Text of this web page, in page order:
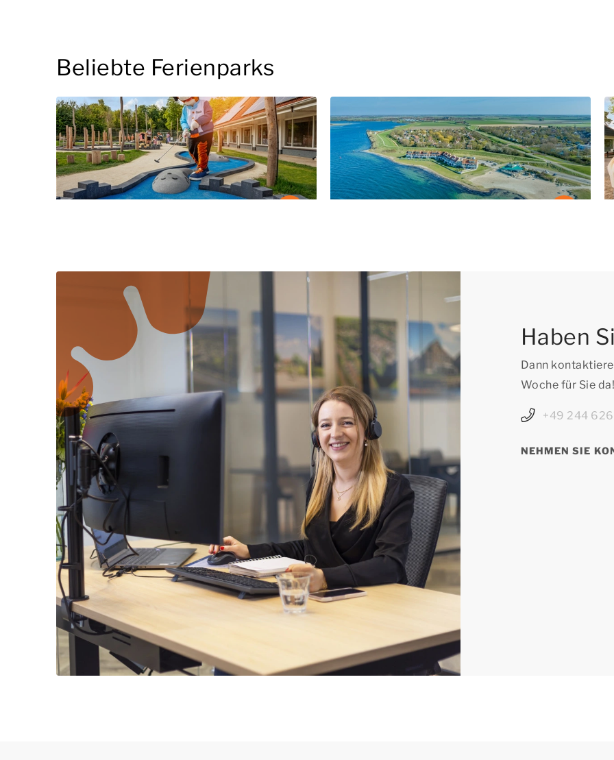
Beliebte Ferienparks
Haben
Dann
Woche für Sie da!
+49 244
NEHMEN SIE